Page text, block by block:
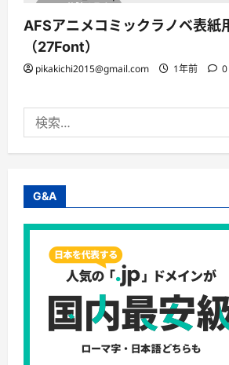
1 分読み取り
AFSアニメコミックラノベ表紙
（27Font）
pikakichi2015@gmail.com 1年前 0
索:
G&A